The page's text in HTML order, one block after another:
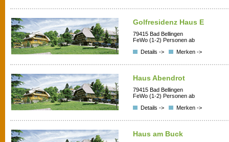
Golfresidenz Haus E
79415 Bad Bellingen
FeWo (1-2) Personen ab
Details ->
Merken ->
Haus Abendrot
79415 Bad Bellingen
FeWo (1-2) Personen ab
Details ->
Merken ->
Haus am Buck